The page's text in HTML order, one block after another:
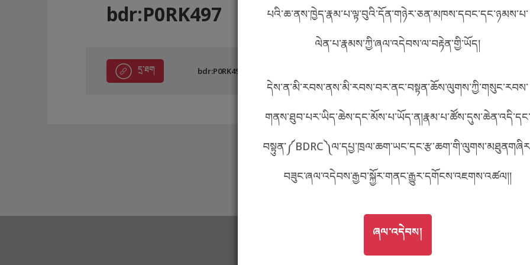
བོད་ཡིག
English
ភាសាខ្មែរ
པའི་ཆ་ནས་ཁྱེད་རྣམ་པ་ལྟ་བུའི་དོན་གཉེར་ཅན་མཁས་དབང་དང་ཉམས་པ་
ལེན་པ་རྣམས་ཀྱི་ཞལ་འདེབས་ལ་བརྟེན་གྱི་ཡོད།
དེས་ན་མི་རབས་ནས་མི་རབས་བར་ནང་བསྟན་ཆོས་ལུགས་ཀྱི་གསུང་རབས་
གནས་ཐུབ་པར་ཡིད་ཆེས་དང་མོས་པ་ཡོད་ན།རྣམ་པ་ཚོས་དུས་ཆེན་འདི་དང་
བཟུང་ཞལ་འདེབས་རྒྱབ་སྐྱོར་གནང་རྒྱུར་དགོངས་འཇགས་འཚལ།།
GO TOཞལ་འདེབས།
ཞལ་འདེབས།
bdr:P0RK497
དྲ་ཐག bdr:P0RK497